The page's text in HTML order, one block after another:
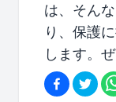
は、そん
り、保護
します。